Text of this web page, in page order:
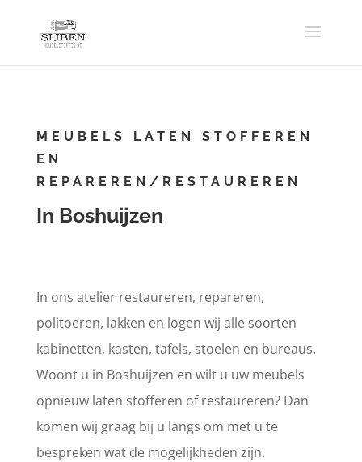
MEUBELS LATEN STOFFEREN
EN
REPAREREN/RESTAUREREN
In Boshuijzen
In ons atelier restaureren, repareren,
politoeren, lakken en logen wij alle soorten
kabinetten, kasten, tafels, stoelen en bureaus.
Woont u in Boshuijzen en wilt u uw meubels
opnieuw laten stofferen of restaureren? Dan
komen wij graag bij u langs om met u te
bespreken wat de mogelijkheden zijn.